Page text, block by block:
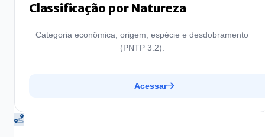
Classificação por Natureza
Categoria econômica, origem, espécie e desdobramento
(PNTP 3.2).
Acessar